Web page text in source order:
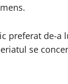
preferat de-a
se